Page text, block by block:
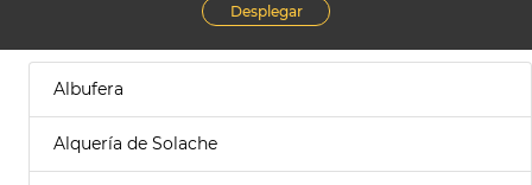
Desplegar
Albufera
Alquería de Solache